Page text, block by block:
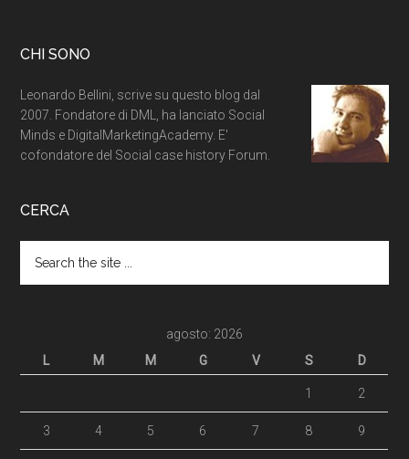
CHI SONO
Leonardo Bellini, scrive su questo blog dal
2007. Fondatore di DML, ha lanciato Social
Minds e DigitalMarketingAcademy. E'
cofondatore del Social case history Forum.
CERCA
agosto: 2026
L
M M G V S D
1 2
3 4 5 6 7 8 9